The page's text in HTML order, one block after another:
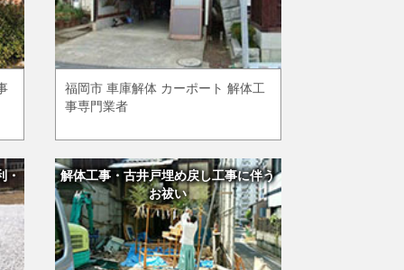
福岡市 車庫解体 カーポート 解体工
事専門業者
・
解体工事・古井戸埋め戻し工事に伴う
お祓い